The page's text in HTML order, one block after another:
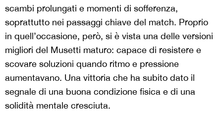
scambi prolungati e momenti di sofferenza,
soprattutto nei passaggi chiave del match. Proprio
in quell’occasione, però, si è vista una delle versioni
migliori del Musetti maturo: capace di resistere e
scovare soluzioni quando ritmo e pressione
aumentavano. Una vittoria che ha subito dato il
segnale di una buona condizione fisica e di una
solidità mentale cresciuta.